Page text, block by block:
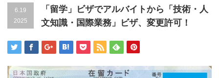
6.19
2025
「留学」ビザでアルバイトから「技術・人
文知識・国際業務」ビザ、変更許可！